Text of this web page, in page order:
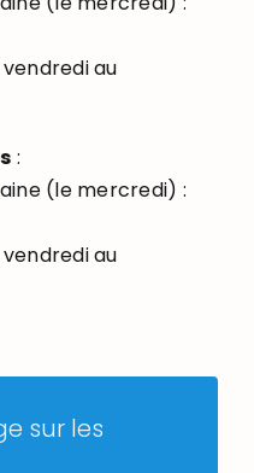
au
:
(le mercredi) :
au
sur les